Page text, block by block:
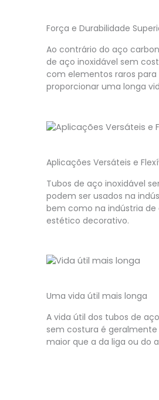
Força e Durabilidade
Ao contrário do aço
de aço inoxidável sem
com elementos raros para
proporcionar uma longa
Aplicações Versáteis e
Tubos de aço inoxidável
podem ser usados na
bem como na indústria de
estético decorativo.
Uma vida útil mais longa
A vida útil dos tubos de
sem costura é geralmente
maior que a da liga ou do